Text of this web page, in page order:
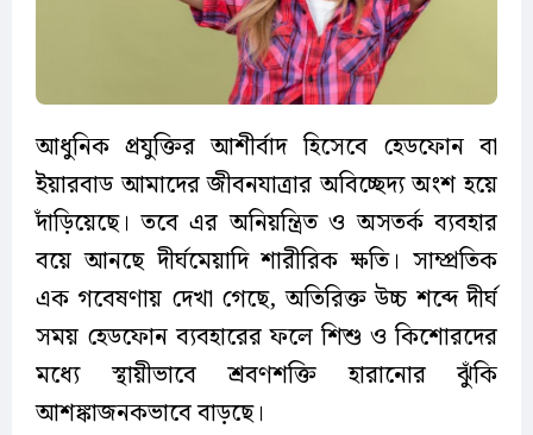
আধুনিক প্রযুক্তির আশীর্বাদ হিসেবে হেডফোন বা
ইয়ারবাড আমাদের জীবনযাত্রার অবিচ্ছেদ্য অংশ হয়ে
দাঁড়িয়েছে। তবে এর অনিয়ন্ত্রিত ও অসতর্ক ব্যবহার
বয়ে আনছে দীর্ঘমেয়াদি শারীরিক ক্ষতি। সাম্প্রতিক
এক গবেষণায় দেখা গেছে, অতিরিক্ত উচ্চ শব্দে দীর্ঘ
সময় হেডফোন ব্যবহারের ফলে শিশু ও কিশোরদের
মধ্যে স্থায়ীভাবে শ্রবণশক্তি হারানোর ঝুঁকি
আশঙ্কাজনকভাবে বাড়ছে।